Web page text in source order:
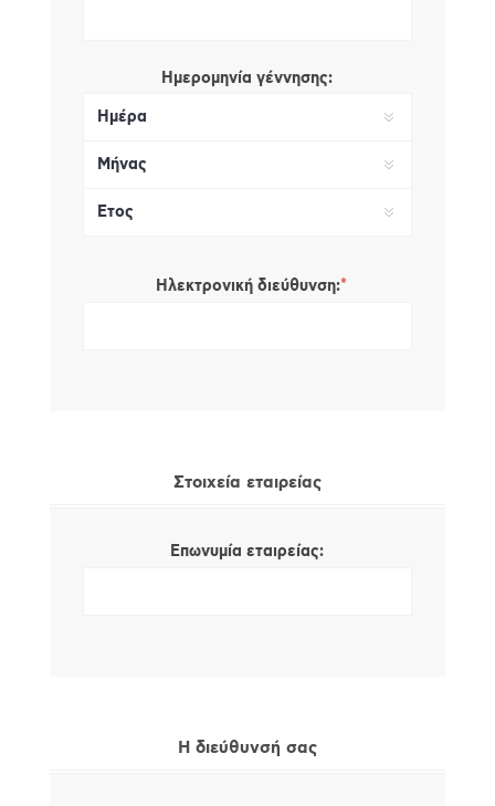
Ημερομηνία γέννησης:
Ηλεκτρονική διεύθυνση:*
Στοιχεία εταιρείας
Επωνυμία εταιρείας:
Η διεύθυνσή σας